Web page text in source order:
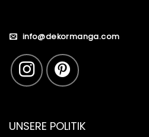
info@dekormanga.com
UNSERE POLITIK